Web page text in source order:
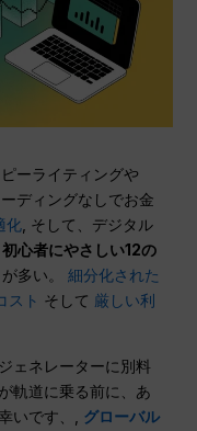
ーライティングや
ディングなしでお金
化 , そして、デジタル
初心者にやさしい12の
が多い。細分化された
スト そして 厳しい利
ェネレーターに別料
軌道に乗る前に、あ
いです、, グローバル